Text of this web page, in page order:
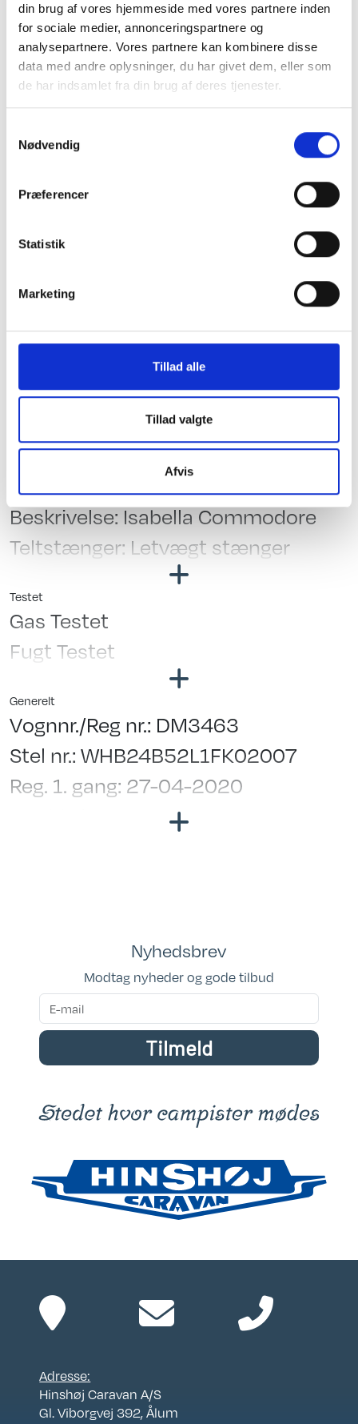
din brug af vores hjemmeside med vores partnere inden
for sociale medier, annonceringspartnere og
analysepartnere. Vores partnere kan kombinere disse
data med andre oplysninger, du har givet dem, eller som
de har indsamlet fra din brug af deres tjenester.
Nødvendig
Præferencer
Statistik
Marketing
Tillad alle
Tillad valgte
Afvis
12 V. Omformer
Batteri
Batterilader
TV-antenne
Fladskærmsholder
12 Volt pakke
Køkken - Bad & Toilet
Toiletrum
Kassettetoilet
El. Gulvvarme
Klimaanlæg
Kassettegardiner
Fransk seng
Køjer
Hæve/sænkebord
Rundsiddegruppe
Gulvtæppe
Fortelt
Beskrivelse: Isabella Commodore
Teltstænger: Letvægt stænger
Testet
Gas Testet
Fugt Testet
Generelt
Vognnr./Reg nr.: DM3463
Stel nr.: WHB24B52L1FK02007
Reg. 1. gang: 27-04-2020
Bredde i cm.: 250
Sovepladser: 6
Nyhedsbrev
Modtag nyheder og gode tilbud
Tilmeld
Adresse:
Hinshøj Caravan A/S
Gl. Viborgvej 392, Ålum